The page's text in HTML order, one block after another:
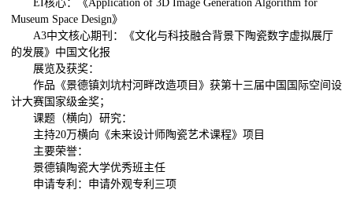
EI核心：《Application of 3D Image Generation Algorithm for
Museum Space Design》
A3中文核心期刊：《文化与科技融合背景下陶瓷数字虚拟展厅
的发展》中国文化报
展览及获奖：
作品《景德镇刘坑村河畔改造项目》获第十三届中国国际空间设
计大赛国家级金奖；
课题（横向）研究：
主持20万横向《未来设计师陶瓷艺术课程》项目
主要荣誉：
景德镇陶瓷大学优秀班主任
申请专利：申请外观专利三项